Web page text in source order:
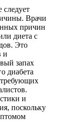
следует
Врачи
причин
диета с
Это
и
запах
диабета
и
поскольку